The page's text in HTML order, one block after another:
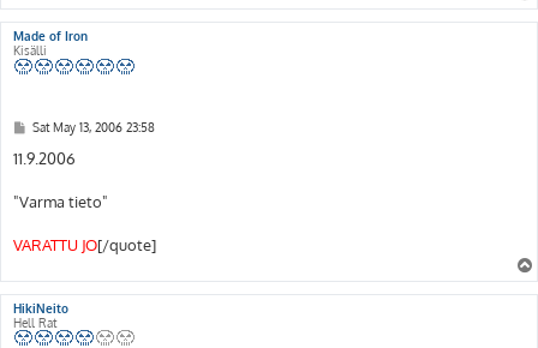
Made of Iron
Kisälli
P
s
t
Sat May 13, 2006 23:58
11.9.2006
"Varma tieto"
VARATTU JO[/quote]
HikiNeito
Hell Rat